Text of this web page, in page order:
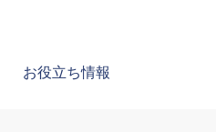
お役立ち情報